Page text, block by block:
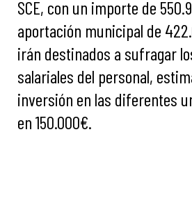
SCE, con un importe de
aportación municipal de
irán destinados a sufragar
salariales del personal,
inversión en las diferentes
en 150.000€.